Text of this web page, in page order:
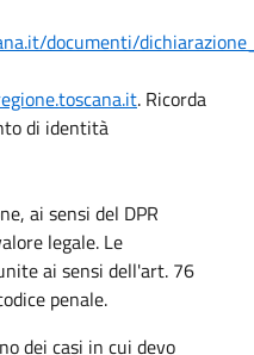
documenti/
. Ricorda
di identità
ai sensi del DPR
legale. Le
ai sensi dell'art. 76
penale.
dei casi in cui devo